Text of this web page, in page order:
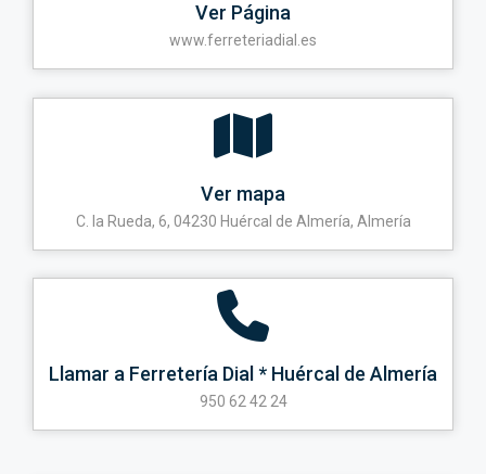
Ver Página
www.ferreteriadial.es
Ver mapa
C. la Rueda, 6, 04230 Huércal de Almería, Almería
Llamar a Ferretería Dial * Huércal de Almería
950 62 42 24